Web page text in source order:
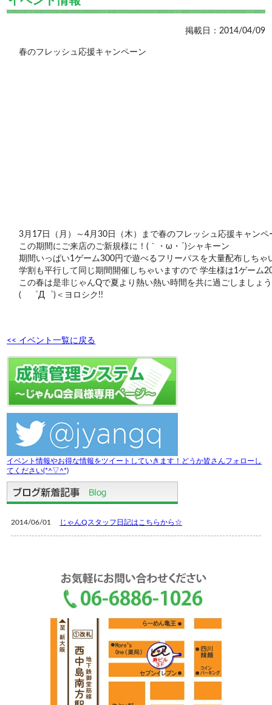
掲載日：2014/04/09
春のフレッシュ応援キャンペーン
3月17日（月）～4月30日（木）まで春のフレッシュ応援キャンペ
この期間にご来店のご新規様に！(｀・ω・´)シャキーン
期間いっぱい1ゲーム300円で遊べるフリーパスを大量配布しちゃ
学割も平行して同じ期間開催しちゃいますので 学生様は1ゲーム
この春は是非じゃんQで夏より熱い熱い時間を共に過ごしましょ
( ゜Д゜)＜ヨロシク!!
<< イベント一覧に戻る
イベント情報やお得な情報をツイートしていきます！どうか皆さんフォローし
てください(*^▽^*)
2014/06/01 じゃんQスタッフ日記はこちらから☆